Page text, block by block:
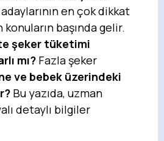
en çok dikkat
başında gelir.
şeker tüketimi
mı? Fazla şeker
ve bebek üzerindeki
Bu yazıda, uzman
detaylı bilgiler